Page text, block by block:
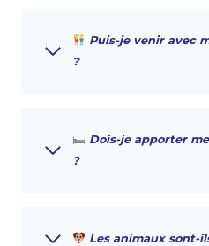
Puis-je venir avec
?
Dois-je apporter
?
Les animaux sont-